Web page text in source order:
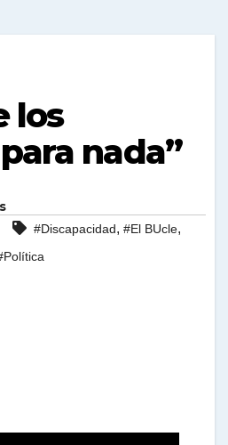
los
nada”
#Discapacidad, #El BUcle,